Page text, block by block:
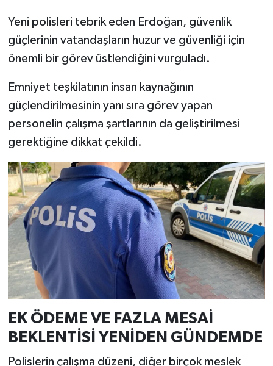
Yeni polisleri tebrik eden Erdoğan, güvenlik
güçlerinin vatandaşların huzur ve güvenliği için
önemli bir görev üstlendiğini vurguladı.
Emniyet teşkilatının insan kaynağının
güçlendirilmesinin yanı sıra görev yapan
personelin çalışma şartlarının da geliştirilmesi
gerektiğine dikkat çekildi.
EK ÖDEME VE FAZLA MESAİ
BEKLENTİSİ YENİDEN GÜNDEMDE
Polislerin çalışma düzeni, diğer birçok meslek